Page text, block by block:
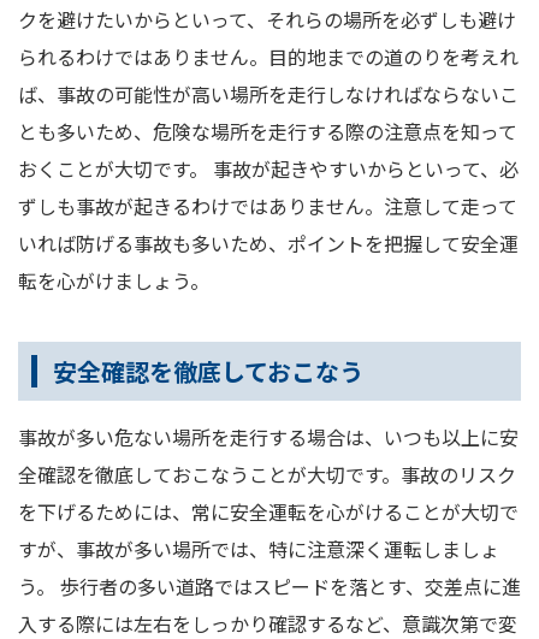
クを避けたいからといって、それらの場所を必ずしも避け
られるわけではありません。目的地までの道のりを考えれ
ば、事故の可能性が高い場所を走行しなければならないこ
とも多いため、危険な場所を走行する際の注意点を知って
おくことが大切です。 事故が起きやすいからといって、必
ずしも事故が起きるわけではありません。注意して走って
いれば防げる事故も多いため、ポイントを把握して安全運
転を心がけましょう。
安全確認を徹底しておこなう
事故が多い危ない場所を走行する場合は、いつも以上に安
全確認を徹底しておこなうことが大切です。事故のリスク
を下げるためには、常に安全運転を心がけることが大切で
すが、事故が多い場所では、特に注意深く運転しましょ
う。 歩行者の多い道路ではスピードを落とす、交差点に進
入する際には左右をしっかり確認するなど、意識次第で変